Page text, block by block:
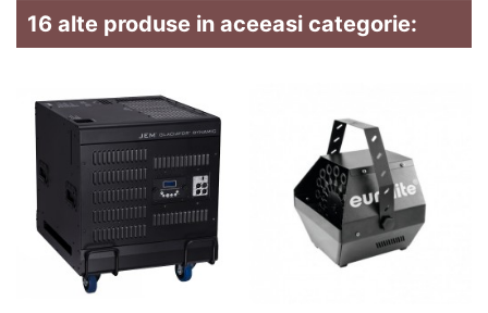
16 alte produse in aceeasi categorie: